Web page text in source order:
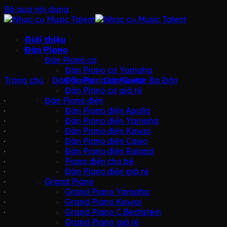
Bỏ qua nội dung
Giới thiệu
Đàn Piano
Đàn Piano cơ
Đàn Piano cơ Yamaha
Đàn Piano cơ Kawai
Đàn Piano cơ giá rẻ
Đàn Piano điện
Đàn Piano điện Apollo
Đàn Piano điện Yamaha
Đàn Piano điện Kawai
Đàn Piano điện Casio
Đàn Piano điện Roland
Piano điện cho bé
Đàn Piano điện giá rẻ
Grand Piano
Grand Piano Yamaha
Grand Piano Kawai
Grand Piano C.Bechstein
Grand Piano giá rẻ
Trang chủ Đàn Guitar / Đàn Guitar Ba Đờn